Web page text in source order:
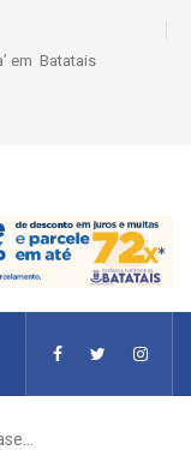
na Série